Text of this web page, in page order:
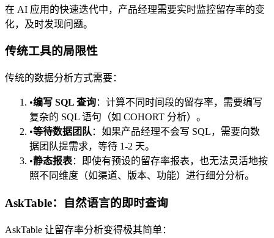
在 AI 应用的快速迭代中，产品经理需要实时监控留存率的变
化，及时发现问题。
传统工具的局限性
传统的数据分析方式需要：
•编写 SQL 查询：计算不同时间段的留存率，需要编写
复杂的 SQL 语句（如 COHORT 分析）。
•等待数据团队 ：如果产品经理不会写 SQL，需要向数
据团队提需求，等待 1-2 天。
•静态报表：即使有预设的留存率报表，也无法灵活地按
照不同维度（如渠道、版本、功能）进行细分分析。
AskTable：自然语言的即时查询
AskTable 让留存率分析变得极其简单：